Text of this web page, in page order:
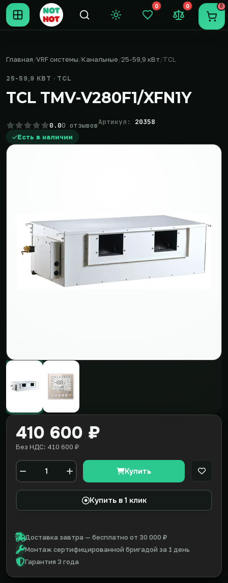
Темная тема
0
Закладки (0)
0
Сравнение
0
Главная VRF системы Канальные 25-59,9 кВт TCL
25-59,9 КВТ · TCL
TCL TMV-V280F1/XFN1Y
0.00 отзывовАртикул: 20358
Есть в наличии
410 600 ₽
Без НДС: 410 600 ₽
Количество
Купить В
Купить в 1 клик
Доставка завтра — бесплатно от 30 000 ₽
Монтаж сертифицированной бригадой за 1 день
Гарантия 3 года